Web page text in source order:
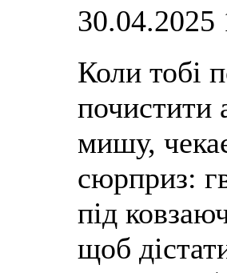
30.04.2025
Коли тобі
почистити
мишу,
сюрприз:
під
щоб